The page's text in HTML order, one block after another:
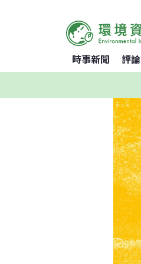
時事新聞 評論